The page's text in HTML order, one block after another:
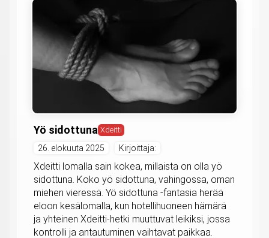
Yö sidottuna Xdeitti
26. elokuuta 2025 Kirjoittaja:
Xdeitti lomalla sain kokea, millaista on olla yö
sidottuna. Koko yö sidottuna, vahingossa, oman
miehen vieressä. Yö sidottuna -fantasia herää
eloon kesälomalla, kun hotellihuoneen hämärä
ja yhteinen Xdeitti-hetki muuttuvat leikiksi, jossa
kontrolli ja antautuminen vaihtavat paikkaa.